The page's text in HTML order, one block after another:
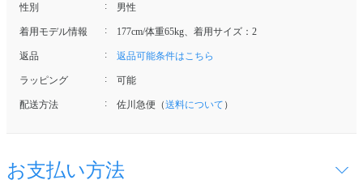
性別 男性
着用モデル情報 177cm/体重65kg、着用サイズ：2
返品 返品可能条件はこちら
ラッピング 可能
配送方法 佐川急便（送料について ）
お支払い方法